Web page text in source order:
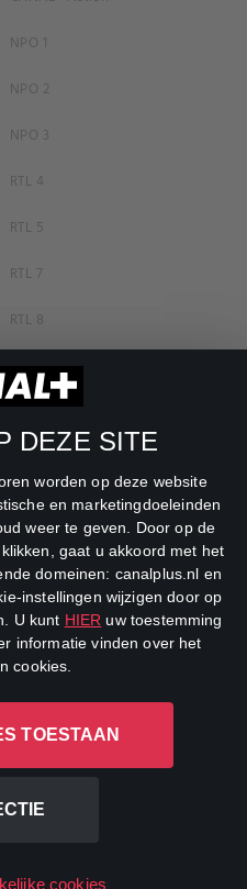
DEZE SITE
worden op deze website
en marketingdoeleinden
weer te geven. Door op de
gaat u akkoord met het
domeinen: canalplus.nl en
instellingen wijzigen door op
U kunt HIER uw toestemming
informatie vinden over het
cookies.
TOESTAAN
cookies
NPO 1
NPO 2
NPO 3
RTL 4
RTL 5
RTL 7
RTL 8
RTL Z
SBS6
Veronica
DreamWorks Channel
Albert Borschette 4, L-1246